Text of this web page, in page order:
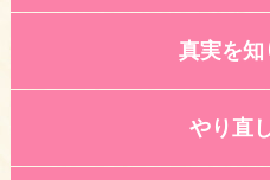
真実を知
やり直